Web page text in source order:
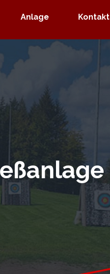
Menü überspringen
▼
Anlage ▼
Kontakt